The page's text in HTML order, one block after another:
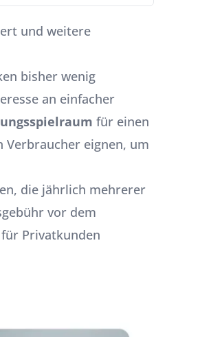
und weitere
bisher wenig
an einfacher
für einen
Verbraucher eignen, um
die jährlich mehrerer
vor dem
Privatkunden